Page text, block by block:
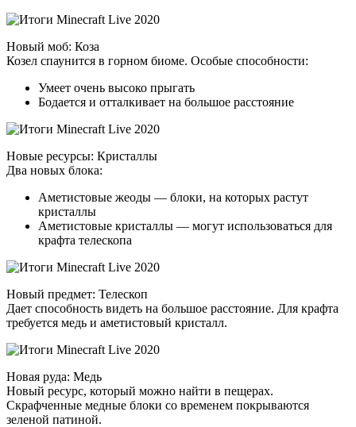
Новый моб: Коза
Козел спаунится в горном биоме. Особые способности:
Умеет очень высоко прыгать
Бодается и отталкивает на большое расстояние
Новые ресурсы: Кристаллы
Два новых блока:
Аметистовые жеоды — блоки, на которых растут
кристаллы
Аметистовые кристаллы — могут использоваться для
крафта телескопа
Новый предмет: Телескоп
Дает способность видеть на большое расстояние. Для крафта
требуется медь и аметистовый кристалл.
Новая руда: Медь
Новый ресурс, который можно найти в пещерах.
Скрафченные медные блоки со временем покрываются
зеленой патиной.